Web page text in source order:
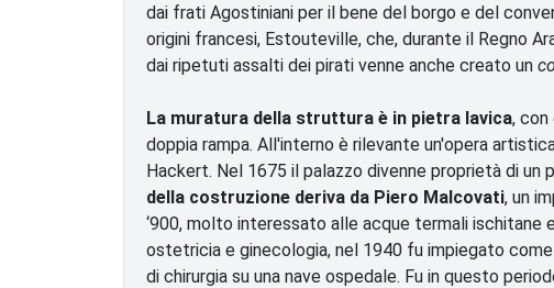
dai frati Agostiniani per il bene del borgo e del
origini francesi, Estouteville, che, durante il Regno
dai ripetuti assalti dei pirati venne anche creato un
La muratura della struttura è in pietra lavica,
doppia rampa. All'interno è rilevante un'opera
Hackert. Nel 1675 il palazzo divenne proprietà di un
della costruzione deriva da Piero Malcovati, un
‘900, molto interessato alle acque termali
ostetricia e ginecologia, nel 1940 fu impiegato
di chirurgia su una nave ospedale. Fu in questo